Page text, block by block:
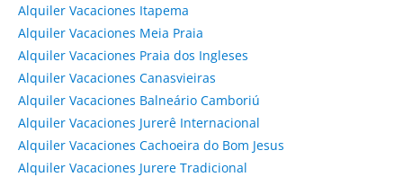
Alquiler Vacaciones Itapema
Alquiler Vacaciones Meia Praia
Alquiler Vacaciones Praia dos Ingleses
Alquiler Vacaciones Canasvieiras
Alquiler Vacaciones Balneário Camboriú
Alquiler Vacaciones Jurerê Internacional
Alquiler Vacaciones Cachoeira do Bom Jesus
Alquiler Vacaciones Jurere Tradicional